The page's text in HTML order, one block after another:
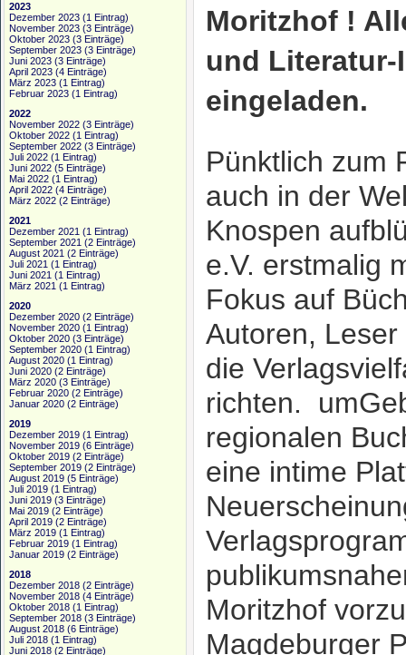
2023
Dezember 2023 (1 Eintrag)
November 2023 (3 Einträge)
Oktober 2023 (3 Einträge)
September 2023 (3 Einträge)
Juni 2023 (3 Einträge)
April 2023 (4 Einträge)
März 2023 (1 Eintrag)
Februar 2023 (1 Eintrag)
2022
November 2022 (3 Einträge)
Oktober 2022 (1 Eintrag)
September 2022 (3 Einträge)
Juli 2022 (1 Eintrag)
Juni 2022 (5 Einträge)
Mai 2022 (1 Eintrag)
April 2022 (4 Einträge)
März 2022 (2 Einträge)
2021
Dezember 2021 (1 Eintrag)
September 2021 (2 Einträge)
August 2021 (2 Einträge)
Juli 2021 (1 Eintrag)
Juni 2021 (1 Eintrag)
März 2021 (1 Eintrag)
2020
Dezember 2020 (2 Einträge)
November 2020 (1 Eintrag)
Oktober 2020 (3 Einträge)
September 2020 (1 Eintrag)
August 2020 (1 Eintrag)
Juni 2020 (2 Einträge)
März 2020 (3 Einträge)
Februar 2020 (2 Einträge)
Januar 2020 (2 Einträge)
2019
Dezember 2019 (1 Eintrag)
November 2019 (6 Einträge)
Oktober 2019 (2 Einträge)
September 2019 (2 Einträge)
August 2019 (5 Einträge)
Juli 2019 (1 Eintrag)
Juni 2019 (3 Einträge)
Mai 2019 (2 Einträge)
April 2019 (2 Einträge)
März 2019 (1 Eintrag)
Februar 2019 (1 Eintrag)
Januar 2019 (2 Einträge)
2018
Dezember 2018 (2 Einträge)
November 2018 (4 Einträge)
Oktober 2018 (1 Eintrag)
September 2018 (3 Einträge)
August 2018 (6 Einträge)
Juli 2018 (1 Eintrag)
Juni 2018 (2 Einträge)
Moritzhof !
und
eingeladen.
Pünktlich zum
auch in der
Knospen
e.V. erstmalig
Fokus auf
Autoren,
die
richten.
regionalen
eine intime
Moritzhof
Magdeburger